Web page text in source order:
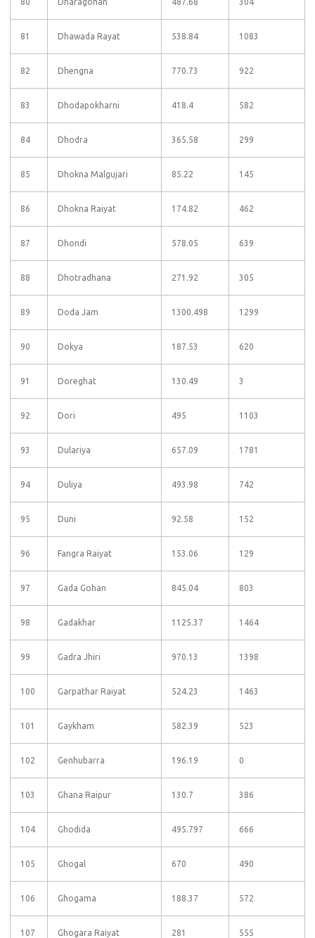
81 Dhawada Rayat 538.84 1083
82 Dhengna 770.73 922
83 Dhodapokharni 418.4 582
84 Dhodra 365.58 299
85 Dhokna Malgujari 85.22 145
86 Dhokna Raiyat 174.82 462
87 Dhondi 578.05 639
88 Dhotradhana 271.92 305
89 Doda Jam 1300.498 1299
90 Dokya 187.53 620
91 Doreghat 130.49 3
92 Dori 495 1103
93 Dulariya 657.09 1781
94 Duliya 493.98 742
95 Duni 92.58 152
96 Fangra Raiyat 153.06 129
97 Gada Gohan 845.04 803
98 Gadakhar 1125.37 1464
99 Gadra Jhiri 970.13 1398
100 Garpathar Raiyat 524.23 1463
101 Gaykham 582.39 523
102 Genhubarra 196.19 0
103 Ghana Raipur 130.7 386
104 Ghodida 495.797 666
105 Ghogal 670 490
106 Ghogama 188.37 572
107 Ghogara Raiyat 281 555